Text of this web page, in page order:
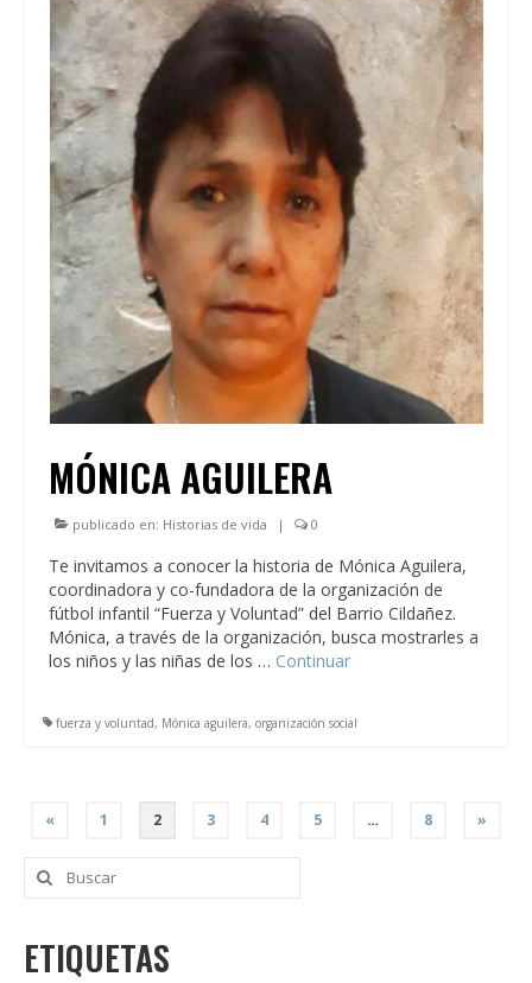
MÓNICA AGUILERA
publicado en: Historias de vida | 0
Te invitamos a conocer la historia de Mónica Aguilera,
coordinadora y co-fundadora de la organización de
fútbol infantil “Fuerza y Voluntad” del Barrio Cildañez.
Mónica, a través de la organización, busca mostrarles a
los niños y las niñas de los … Continuar
fuerza y voluntad, Mónica aguilera, organización social
PAGINACIÓN
DE
ENTRADAS
« 1 2 3 4 5 … 8 »
Buscar
por:
ETIQUETAS